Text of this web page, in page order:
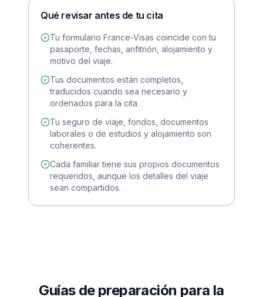
Qué revisar antes de tu cita
Tu formulario France-Visas coincide con tu
pasaporte, fechas, anfitrión, alojamiento y
motivo del viaje.
Tus documentos están completos,
traducidos cuando sea necesario y
ordenados para la cita.
Tu seguro de viaje, fondos, documentos
laborales o de estudios y alojamiento son
coherentes.
Cada familiar tiene sus propios documentos
requeridos, aunque los detalles del viaje
sean compartidos.
Guías de preparación para la